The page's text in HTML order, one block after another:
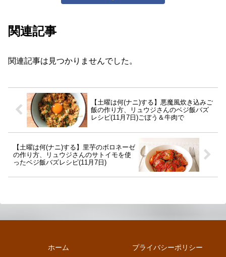
関連記事
関連記事は見つかりませんでした。
【土曜は何(ナニ)する】悪魔風炊き込みご
飯の作り方、リュウジさんのベジ飯バズ
レシピ(11月7日)ごぼう＆牛肉で
【土曜は何(ナニ)する】里芋のボロネーゼ
の作り方、リュウジさんのサトイモを使
ったベジ飯バズレシピ(11月7日)
ホーム プライバシーポリシー